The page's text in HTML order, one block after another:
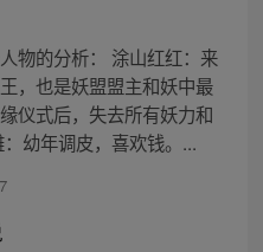
物的分析： 涂山红红：来
，也是妖盟盟主和妖中最
仪式后，失去所有妖力和
幼年调皮，喜欢钱。...